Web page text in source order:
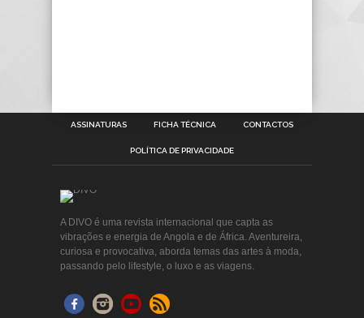
ASSINATURAS FICHA TÉCNICA CONTACTOS
POLÍTICA DE PRIVACIDADE
A DIVO é uma revista internacional que capta as
vibrações e energia de Angola e de África. Aventureira,
curiosa e provocativa, aborda temas das artes à moda,
passando pelo lifestyle, o luxo e as viagens.